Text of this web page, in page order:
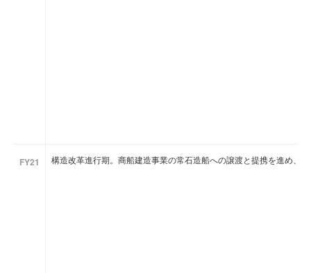
FY21 構造改革進行期。商船建造事業の常石造船への譲渡と提携を進め、